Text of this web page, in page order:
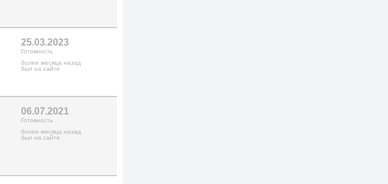
25.03.2023
Готовность
более месяца назад
был на сайте
06.07.2021
Готовность
более месяца назад
был на сайте